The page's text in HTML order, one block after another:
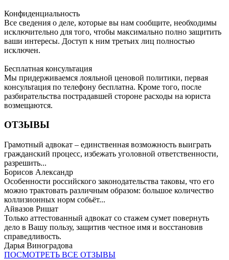
Конфиденциальность
Все сведения о деле, которые вы нам сообщите, необходимы
исключительно для того, чтобы максимально полно защитить
ваши интересы. Доступ к ним третьих лиц полностью
исключен.
Бесплатная консультация
Мы придерживаемся лояльной ценовой политики, первая
консультация по телефону бесплатна. Кроме того, после
разбирательства пострадавшей стороне расходы на юриста
возмещаются.
ОТЗЫВЫ
Грамотный адвокат – единственная возможность выиграть
гражданский процесс, избежать уголовной ответственности,
разрешить...
Борисов Александр
Особенности российского законодательства таковы, что его
можно трактовать различным образом: большое количество
коллизионных норм собьёт...
Айвазов Ришат
Только аттестованный адвокат со стажем сумет повернуть
дело в Вашу пользу, защитив честное имя и восстановив
справедливость.
Дарья Виноградова
ПОСМОТРЕТЬ ВСЕ ОТЗЫВЫ